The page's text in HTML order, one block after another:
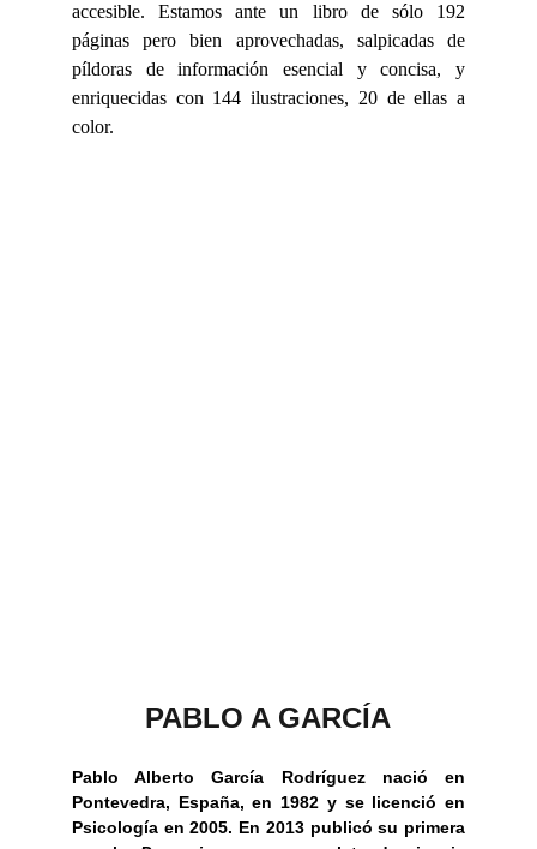
PABLO A GARCÍA
Pablo Alberto García Rodríguez nació en
Pontevedra, España, en 1982 y se licenció en
Psicología en 2005. En 2013 publicó su primera
accesible. Estamos ante un libro de sólo 192
páginas pero bien aprovechadas, salpicadas de
píldoras de información esencial y concisa, y
enriquecidas con 144 ilustraciones, 20 de ellas a
color.